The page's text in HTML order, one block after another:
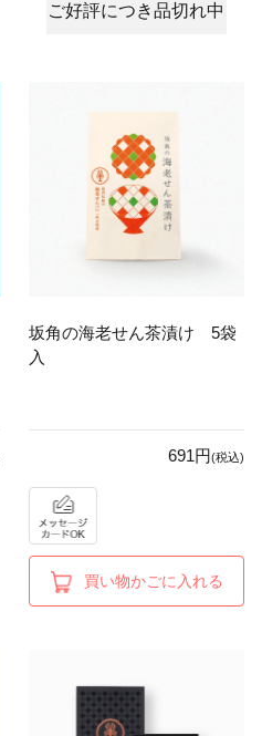
ご好評につき品切れ中
坂角の海老せん茶漬け 5袋
入
691円(税込)
買い物かごに入れる